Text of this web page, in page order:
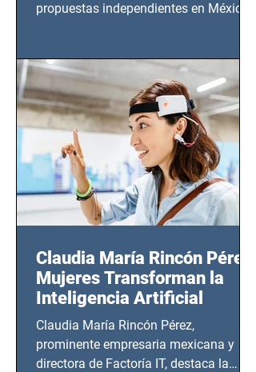
propuestas independientes en México,
CDMX), todos los miércoles a partir del
14 de agosto al 25 de septiembre, a las
20:00 horas.
Claudia María Rincón Pérez:
Mujeres Transforman la
Inteligencia Artificial
Claudia María Rincón Pérez,
prominente empresaria mexicana y
directora de Factoría IT, destaca la